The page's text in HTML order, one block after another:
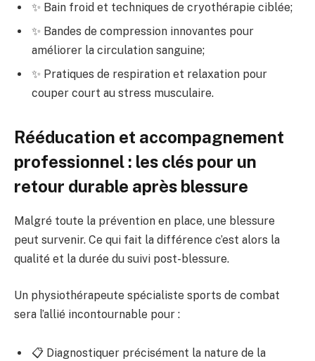
✨ Bain froid et techniques de cryothérapie ciblée;
✨ Bandes de compression innovantes pour
améliorer la circulation sanguine;
✨ Pratiques de respiration et relaxation pour
couper court au stress musculaire.
Rééducation et accompagnement
professionnel : les clés pour un
retour durable après blessure
Malgré toute la prévention en place, une blessure
peut survenir. Ce qui fait la différence c’est alors la
qualité et la durée du suivi post-blessure.
Un physiothérapeute spécialiste sports de combat
sera l’allié incontournable pour :
📋 Diagnostiquer précisément la nature de la